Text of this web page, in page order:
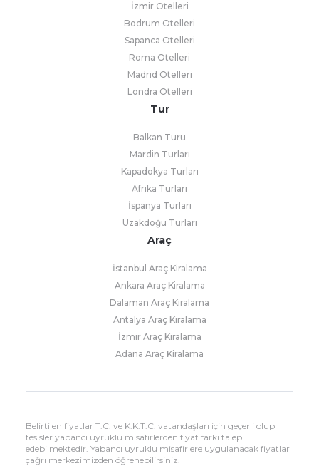
İzmir Otelleri
Bodrum Otelleri
Sapanca Otelleri
Roma Otelleri
Madrid Otelleri
Londra Otelleri
Tur
Balkan Turu
Mardin Turları
Kapadokya Turları
Afrika Turları
İspanya Turları
Uzakdoğu Turları
Araç
İstanbul Araç Kiralama
Ankara Araç Kiralama
Dalaman Araç Kiralama
Antalya Araç Kiralama
İzmir Araç Kiralama
Adana Araç Kiralama
Belirtilen fiyatlar T.C. ve K.K.T.C. vatandaşları için geçerli olup
tesisler yabancı uyruklu misafirlerden fiyat farkı talep
edebilmektedir. Yabancı uyruklu misafirlere uygulanacak fiyatları
çağrı merkezimizden öğrenebilirsiniz.